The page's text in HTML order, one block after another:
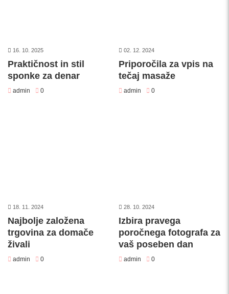
16. 10. 2025
Praktičnost in stil
sponke za denar
admin 0
02. 12. 2024
Priporočila za vpis na
tečaj masaže
admin 0
18. 11. 2024
Najbolje založena
trgovina za domače
živali
admin 0
28. 10. 2024
Izbira pravega
poročnega fotografa za
vaš poseben dan
admin 0